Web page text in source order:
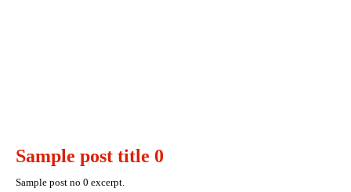
Sample post title 0
Sample post no 0 excerpt.